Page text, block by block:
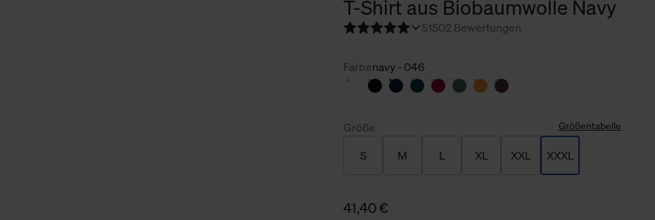
T-Shirt aus Biobaumwolle Navy
51502 Bewertungen
Farbenavy - 046
Größe Größentabelle
S M L XL XXL XXXL
41,40 €